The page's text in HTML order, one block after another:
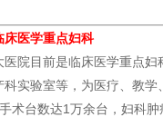
床医学重点妇科
目前是临床医学重点妇
实验室等，为医疗、教
术台数达1万余台，妇科